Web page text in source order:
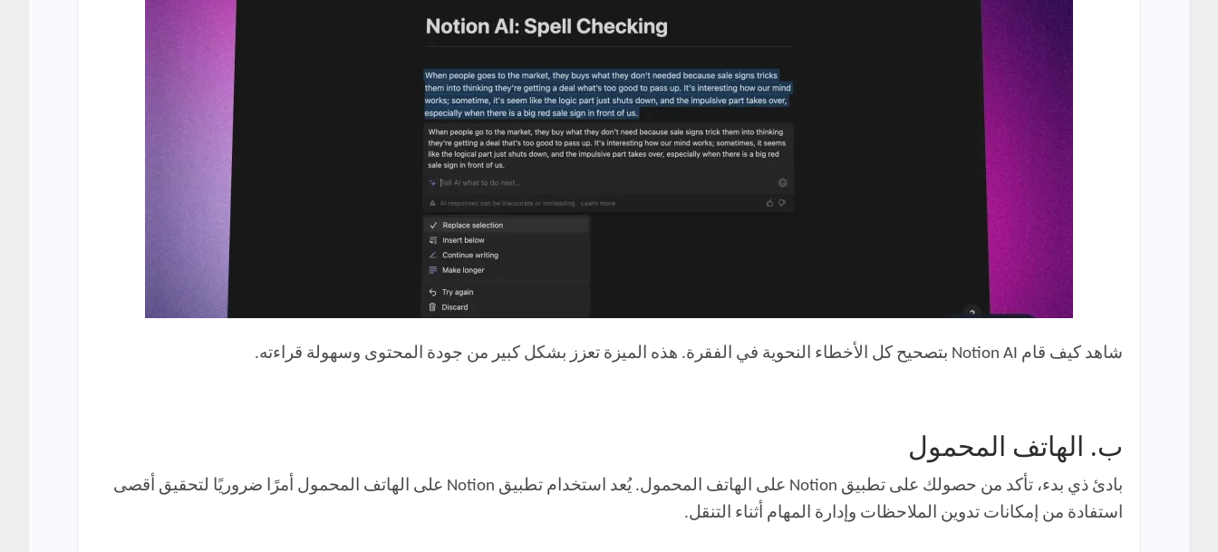
شاهد كيف قام Notion AI بتصحيح كل الأخطاء النحوية في الفقرة. هذه الميزة تعزز بشكل كبير من جودة المحتوى وسهولة قراءته.
ب. الهاتف المحمول
بادئ ذي بدء، تأكد من حصولك على تطبيق Notion على الهاتف المحمول. يُعد استخدام تطبيق Notion على الهاتف المحمول أمرًا ضروريًا لتحقيق أقصى
استفادة من إمكانات تدوين الملاحظات وإدارة المهام أثناء التنقل.